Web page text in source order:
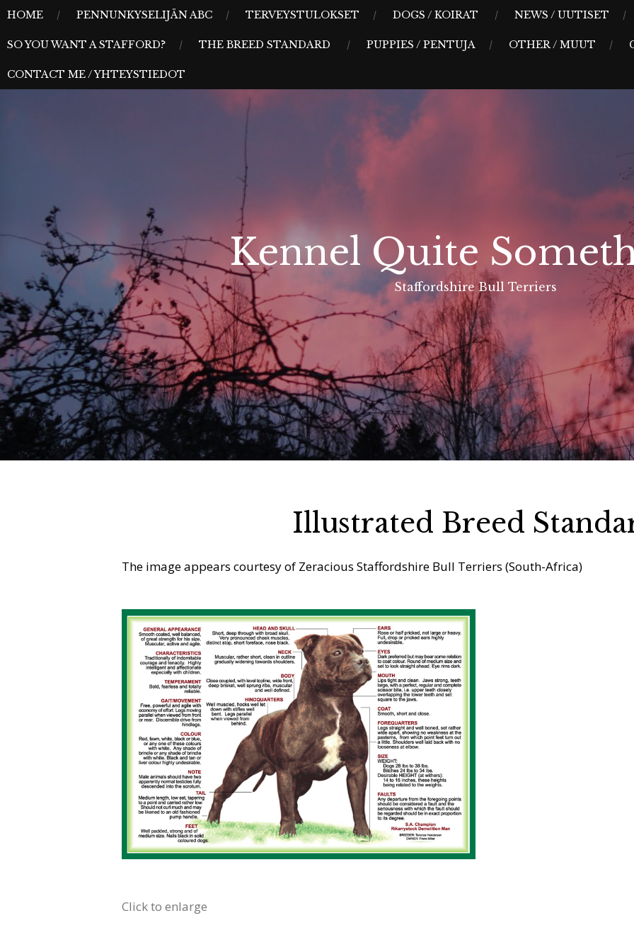
Skip
content
MENU
HOME PENNUNKYSELIJÄN ABC TERVEYSTULOKSET DOGS / KOIRAT NEWS / UUTISET
SO YOU WANT A STAFFORD? THE BREED STANDARD PUPPIES / PENTUJA OTHER / MUUT
CONTACT ME / YHTEYSTIEDOT
Kennel Quite
Staffordshire Bull Terriers
Illustrated Breed
The image appears courtesy of Zeracious Staffordshire Bull Terriers (South-Africa)
Click to enlarge